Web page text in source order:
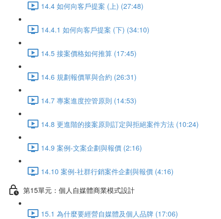
14.4 如何向客戶提案 (上) (27:48)
14.4.1 如何向客戶提案 (下) (34:10)
14.5 接案價格如何推算 (17:45)
14.6 規劃報價單與合約 (26:31)
14.7 專案進度控管原則 (14:53)
14.8 更進階的接案原則訂定與拒絕案件方法 (10:24)
14.9 案例-文案企劃與報價 (2:16)
14.10 案例-社群行銷案件企劃與報價 (4:16)
第15單元：個人自媒體商業模式設計
15.1 為什麼要經營自媒體及個人品牌 (17:06)